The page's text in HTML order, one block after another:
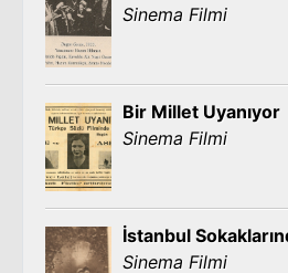
Sinema Filmi
Bir Millet Uyanıyor
Sinema Filmi
İstanbul
Sinema Filmi